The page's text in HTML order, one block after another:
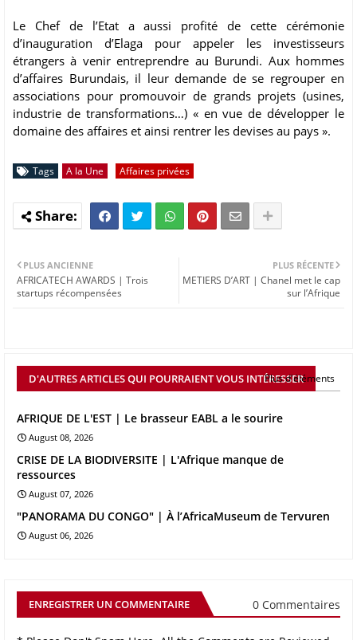
Le Chef de l’Etat a aussi profité de cette cérémonie
d’inauguration d’Elaga pour appeler les investisseurs
étrangers à venir entreprendre au Burundi. Aux hommes
d’affaires Burundais, il leur demande de se regrouper en
associations pour promouvoir de grands projets (usines,
industrie de transformations…) « en vue de développer le
domaine des affaires et ainsi rentrer les devises au pays ».
Tags A la Une Affaires privées
PLUS RÉCENTE
METIERS D’ART | Chanel met le cap
sur l’Afrique
PLUS ANCIENNE
AFRICATECH AWARDS | Trois
startups récompensées
D'AUTRES ARTICLES QUI POURRAIENT VOUS INTÉRESSER
Plus d'éléments
AFRIQUE DE L'EST | Le brasseur EABL a le sourire
August 08, 2026
CRISE DE LA BIODIVERSITE | L'Afrique manque de
ressources
August 07, 2026
"PANORAMA DU CONGO" | À l’AfricaMuseum de Tervuren
August 06, 2026
ENREGISTRER UN COMMENTAIRE 0 Commentaires